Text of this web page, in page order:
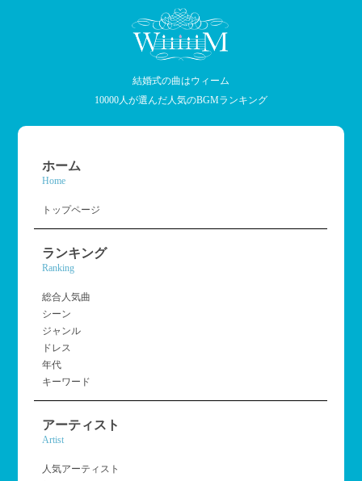
結婚式の曲はウィーム
10000人が選んだ人気のBGMランキング
ホーム
Home
トップページ
ランキング
Ranking
総合人気曲
シーン
ジャンル
ドレス
年代
キーワード
アーティスト
Artist
人気アーティスト